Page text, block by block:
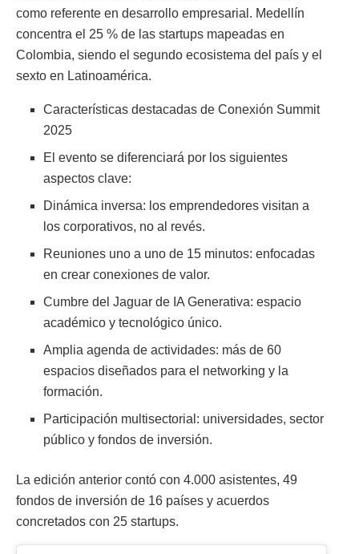
como referente en desarrollo empresarial. Medellín
concentra el 25 % de las startups mapeadas en
Colombia, siendo el segundo ecosistema del país y el
sexto en Latinoamérica.
Características destacadas de Conexión Summit
2025
El evento se diferenciará por los siguientes
aspectos clave:
Dinámica inversa: los emprendedores visitan a
los corporativos, no al revés.
Reuniones uno a uno de 15 minutos: enfocadas
en crear conexiones de valor.
Cumbre del Jaguar de IA Generativa: espacio
académico y tecnológico único.
Amplia agenda de actividades: más de 60
espacios diseñados para el networking y la
formación.
Participación multisectorial: universidades, sector
público y fondos de inversión.
La edición anterior contó con 4.000 asistentes, 49
fondos de inversión de 16 países y acuerdos
concretados con 25 startups.